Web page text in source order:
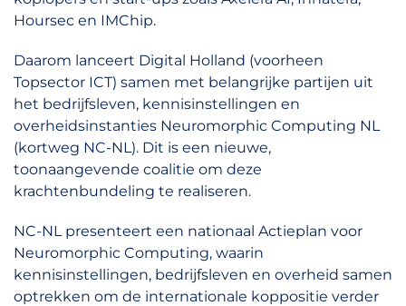
Hoursec en IMChip.
Daarom lanceert Digital Holland (voorheen
Topsector ICT) samen met belangrijke partijen uit
het bedrijfsleven, kennisinstellingen en
overheidsinstanties Neuromorphic Computing NL
(kortweg NC-NL). Dit is een nieuwe,
toonaangevende coalitie om deze
krachtenbundeling te realiseren.
NC-NL presenteert een nationaal Actieplan voor
Neuromorphic Computing, waarin
kennisinstellingen, bedrijfsleven en overheid samen
optrekken om de internationale koppositie verder